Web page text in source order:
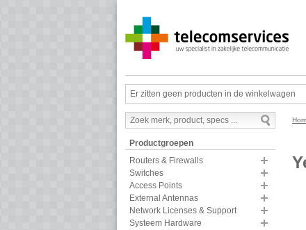
Er zitten geen producten in de winkelwagen
Productgroepen
Routers & Firewalls
Switches
Access Points
External Antennas
Network Licenses & Support
Systeem Hardware